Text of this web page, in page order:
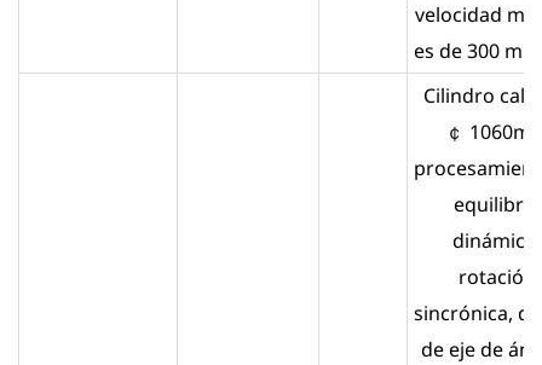
velocidad
es de 300 m /
Cilindro
￠
equilibrio
dinámico,
rotación
sincrónica,
de eje de